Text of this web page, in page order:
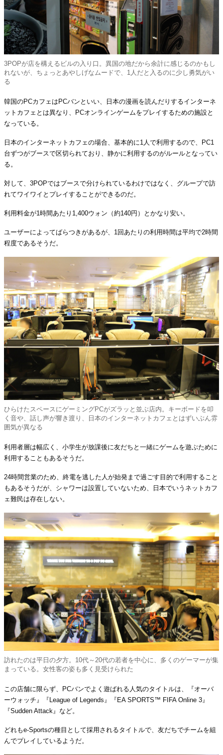
3POPが店を構えるビルの入り口。異国の地だから余計に感じるのかもし
れないが、ちょっとあやしげなムードで、1人だと入るのに少し勇気がい
る
韓国のPCカフェはPCバンといい、日本の漫画を読んだりするインターネ
ットカフェとは異なり、PCオンラインゲームをプレイするための施設と
なっている。
日本のインターネットカフェの場合、基本的に1人で利用するので、PC1
台ずつがブースで区切られており、静かに利用するのがルールとなってい
る。
対して、3POPではブースで分けられているわけではなく、グループで訪
れてワイワイとプレイすることができるのだ。
利用料金が1時間あたり1,400ウォン（約140円）とかなり安い。
ユーザーによってばらつきがあるが、1回あたりの利用時間は平均で2時間
程度であるそうだ。
ひらけたスペースにゲーミングPCがズラッと並ぶ店内。キーボードを叩
く音や、話し声が響き渡り、日本のインターネットカフェとはずいぶん雰
囲気が異なる
利用者層は幅広く、小学生が放課後に友だちと一緒にゲームを遊ぶために
利用することもあるそうだ。
24時間営業のため、終電を逃した人が始発まで過ごす目的で利用すること
もあるそうだが、シャワーは設置していないため、日本でいうネットカフ
ェ難民は存在しない。
訪れたのは平日の夕方。10代～20代の若者を中心に、多くのゲーマーが集
まっている。女性客の姿も多く見受けられた
この店舗に限らず、PCバンでよく遊ばれる人気のタイトルは、『オーバ
ーウォッチ』『League of Legends』『EA SPORTS™ FIFA Online 3』
『Sudden Attack』など。
どれもe-Sportsの種目として採用されるタイトルで、友だちでチームを組
んでプレイしているようだ。